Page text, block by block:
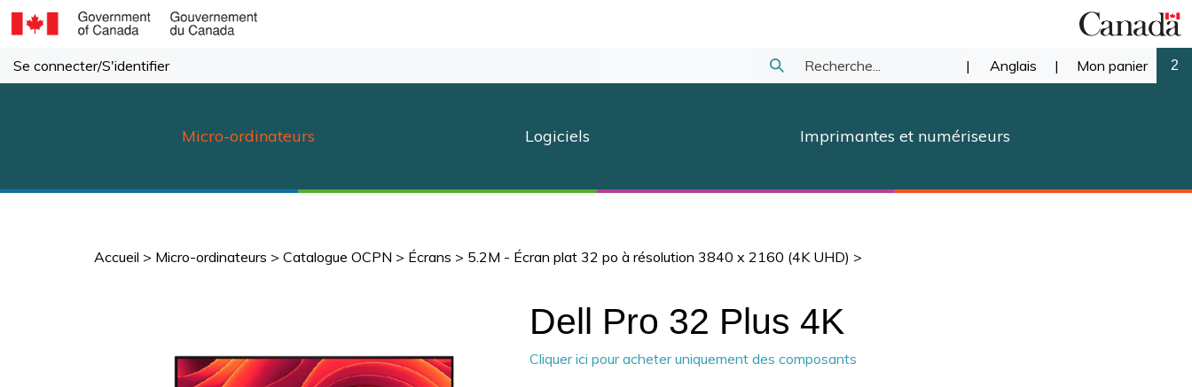
Passer
Se connecter/S'identifier
Recherche
notre
Soumettre
recherche
| Anglais | Mon panier 2
Micro-ordinateurs Logiciels Imprimantes et numériseurs
Accueil > Micro-ordinateurs > Catalogue OCPN > Écrans > 5.2M - Écran plat 32 po à résolution 3840 x 2160 (4K UHD) >
Dell Pro 32 Plus 4K
Cliquer ici pour acheter uniquement des composants